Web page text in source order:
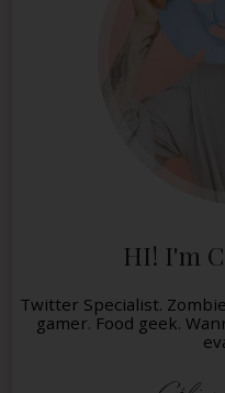
HI! I'm
Twitter Specialist.
gamer. Food geek.